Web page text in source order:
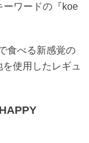
ーワードの『koe
食べる新感覚の
使用したレギュ